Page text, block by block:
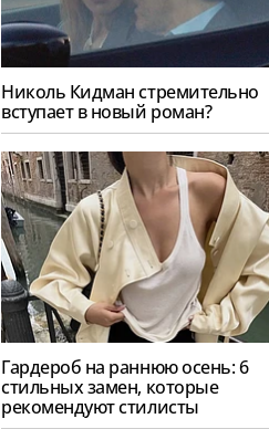
Николь Кидман стремительно
вступает в новый роман?
Гардероб на раннюю осень: 6
стильных замен, которые
рекомендуют стилисты